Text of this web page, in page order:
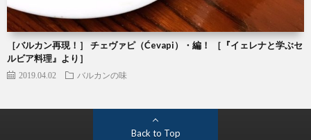
［バルカン再現！］ チェヴァピ（Ćevapi）・編！ ［『イェレナと学ぶセ
ルビア料理』より］
2019.04.02 バルカンの味
Back to Top